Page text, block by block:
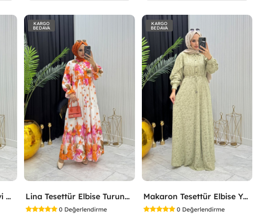
Lina Tesettür Elbise Mavi Mavi
KARGO
BEDAVA
Lina Tesettür Elbise Turuncu Turuncu
0 Değerlendirme
KARGO
BEDAVA
Makaron Tesettür Elbise Yeşil Yeşil
0 Değerlendirme